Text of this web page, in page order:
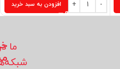
افزودن به سبد خرید
ما